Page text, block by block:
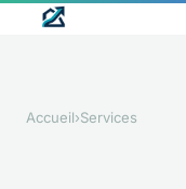
Accueil›Services